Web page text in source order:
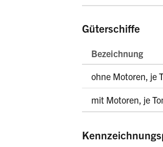
Güterschiffe
Bezeichnung
ohne Motoren, je
mit Motoren, je